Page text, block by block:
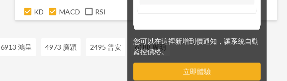
您可以在這裡新增到價通知，讓系統自動
監控價格。
立即體驗
KD MACD RSI
6913 鴻呈 4973 廣穎 2495 普安 6188 廣明